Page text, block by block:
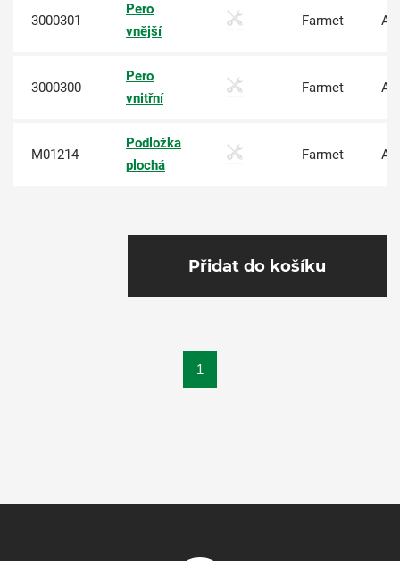
3000301
Pero
vnější
Farmet
3000300
Pero
vnitřní
Farmet
M01214
Podložka
plochá
Farmet
Přidat do košíku
1